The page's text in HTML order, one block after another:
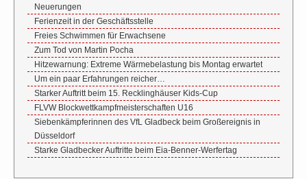
Neuerungen
Ferienzeit in der Geschäftsstelle
Freies Schwimmen für Erwachsene
Zum Tod von Martin Pocha
Hitzewarnung: Extreme Wärmebelastung bis Montag erwartet
Um ein paar Erfahrungen reicher…
Starker Auftritt beim 15. Recklinghäuser Kids-Cup
FLVW Blockwettkampfmeisterschaften U16
Siebenkämpferinnen des VfL Gladbeck beim Großereignis in
Düsseldorf
Starke Gladbecker Auftritte beim Eia-Benner-Werfertag